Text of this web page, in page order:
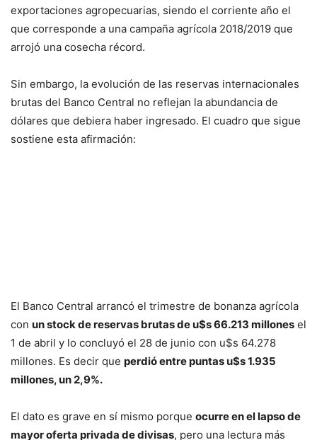
exportaciones agropecuarias, siendo el corriente año el
que corresponde a una campaña agrícola 2018/2019 que
arrojó una cosecha récord.
Sin embargo, la evolución de las reservas internacionales
brutas del Banco Central no reflejan la abundancia de
dólares que debiera haber ingresado. El cuadro que sigue
sostiene esta afirmación:
El Banco Central arrancó el trimestre de bonanza agrícola
con un stock de reservas brutas de u$s 66.213 millones el
1 de abril y lo concluyó el 28 de junio con u$s 64.278
millones. Es decir que perdió entre puntas u$s 1.935
millones, un 2,9%.
El dato es grave en sí mismo porque ocurre en el lapso de
mayor oferta privada de divisas, pero una lectura más